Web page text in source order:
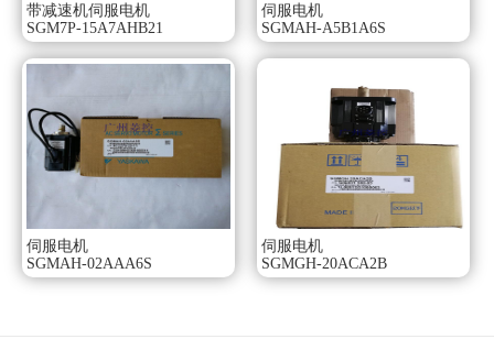
带减速机伺服电机
SGM7P-15A7AHB21
伺服电机
SGMAH-A5B1A6S
伺服电机
SGMAH-02AAA6S
伺服电机
SGMGH-20ACA2B